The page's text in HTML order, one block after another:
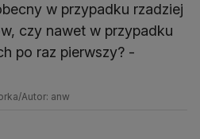
w przypadku rzadziej
czy nawet w przypadku
po raz pierwszy? -
Autor: anw